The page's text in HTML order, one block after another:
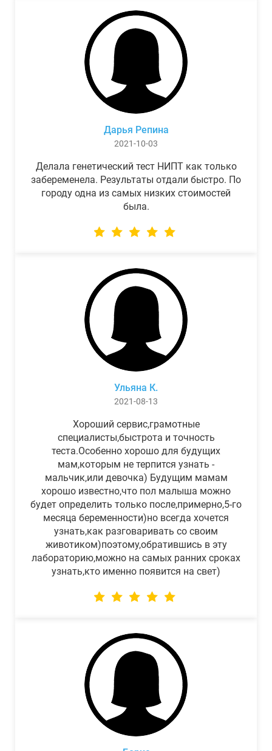
Дарья Репина
2021-10-03
Делала генетический тест НИПТ как только
забеременела. Результаты отдали быстро. По
городу одна из самых низких стоимостей
была.
Ульяна К.
2021-08-13
Хороший сервис,грамотные
специалисты,быстрота и точность
теста.Особенно хорошо для будущих
мам,которым не терпится узнать -
мальчик,или девочка) Будущим мамам
хорошо известно,что пол малыша можно
будет определить только после,примерно,5-го
месяца беременности)но всегда хочется
узнать,как разговаривать со своим
животиком)поэтому,обратившись в эту
лабораторию,можно на самых ранних сроках
узнать,кто именно появится на свет)